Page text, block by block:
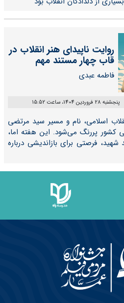
روایت ناپیدای هنر انقلاب در
قاب چهار مستند مهم
فاطمه عبدی
پنجشنبه 28 فروردین 1404، ساعت 15:52
اسلامی، نام و مسیر سید مرتضی
کشور پررنگ می‌شود. این هفته اما،
شهید، فرصتی برای بازاندیشی درباره